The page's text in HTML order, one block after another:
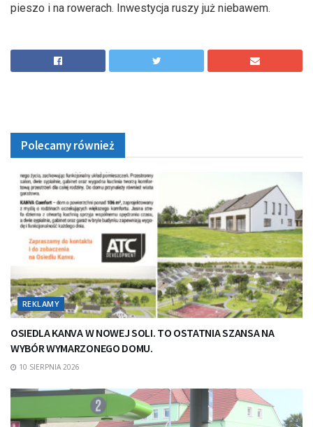
pieszo i na rowerach. Inwestycja ruszy już niebawem.
Polecamy również
REKLAMY
OSIEDLA KANVA W NOWEJ SOLI. TO OSTATNIA SZANSA NA
WYBÓR WYMARZONEGO DOMU.
10 SIERPNIA 2026